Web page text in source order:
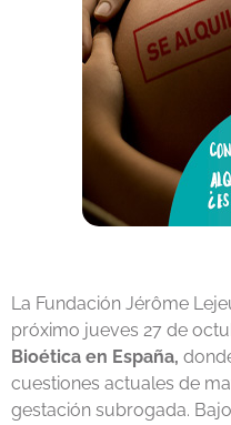
La Fundación Jérôme
próximo jueves 27 de
Bioética en España,
cuestiones actuales de
gestación subrogada.